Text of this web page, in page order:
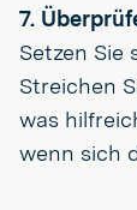
7.
Setzen Sie
Streichen
was
wenn sich